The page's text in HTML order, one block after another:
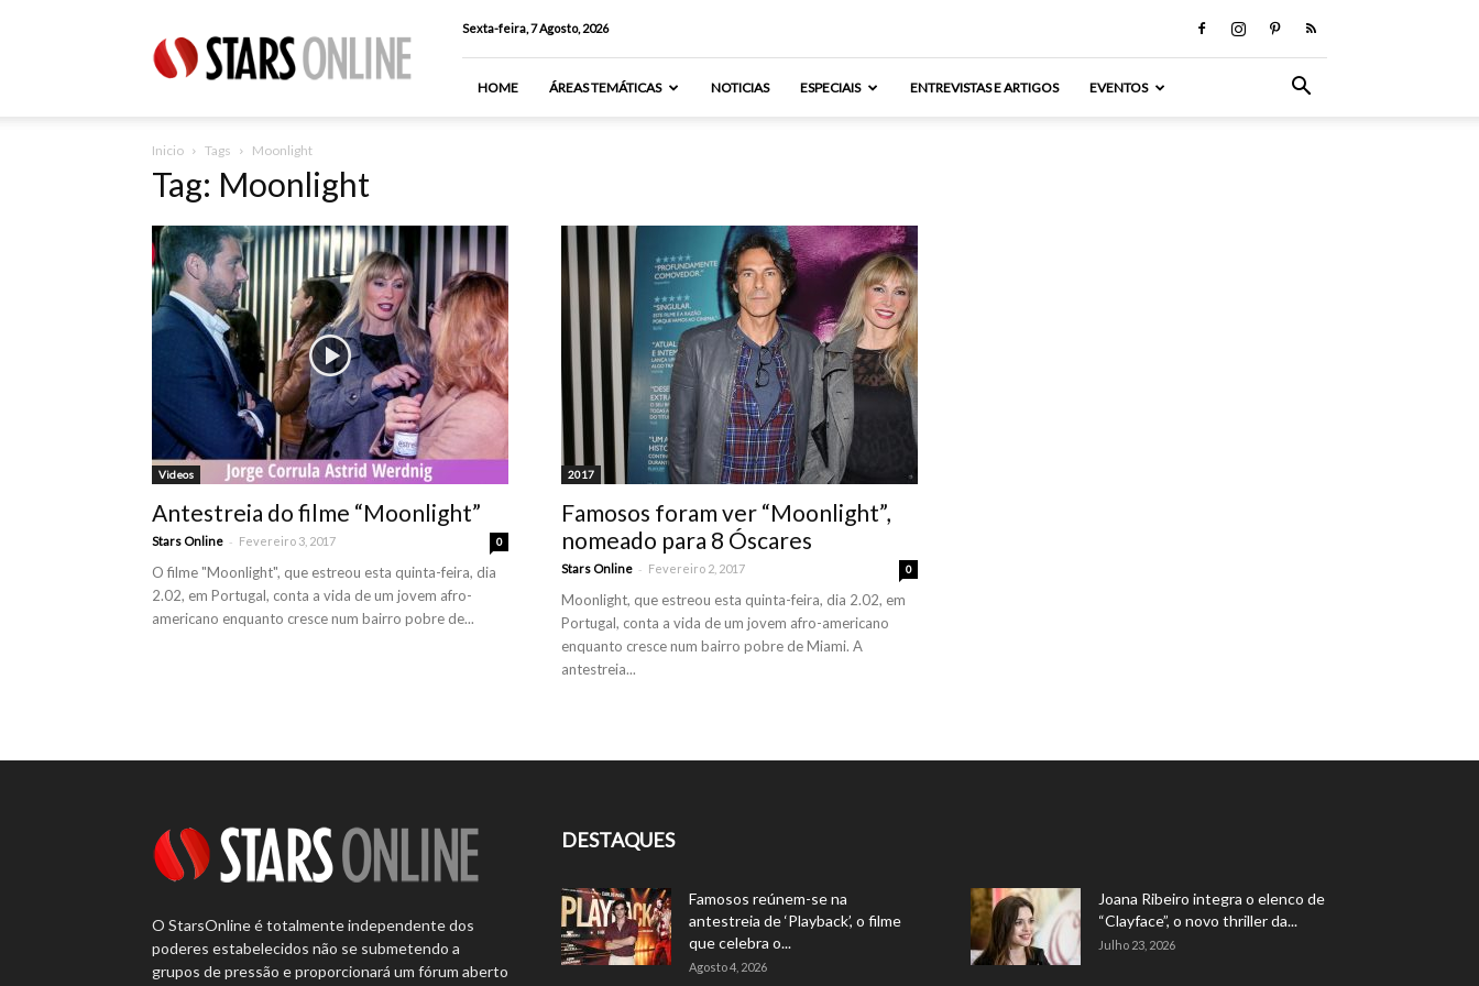
Online
Sexta-feira, 7 Agosto, 2026
HOME ÁREAS TEMÁTICAS NOTICIAS ESPECIAIS ENTREVISTAS E ARTIGOS EVENTOS
Inicio Tags Moonlight
Tag: Moonlight
Videos
Antestreia do filme “Moonlight”
Stars Online - Fevereiro 3, 2017 0
O filme "Moonlight", que estreou esta quinta-feira, dia
2.02, em Portugal, conta a vida de um jovem afro-
americano enquanto cresce num bairro pobre de...
2017
Famosos foram ver “Moonlight”,
nomeado para 8 Óscares
Stars Online - Fevereiro 2, 2017 0
Moonlight, que estreou esta quinta-feira, dia 2.02, em
Portugal, conta a vida de um jovem afro-americano
enquanto cresce num bairro pobre de Miami. A
antestreia...
O StarsOnline é totalmente independente dos
poderes estabelecidos não se submetendo a
grupos de pressão e proporcionará um fórum aberto
DESTAQUES
Famosos reúnem-se na
antestreia de ‘Playback’, o filme
que celebra o...
Agosto 4, 2026
Joana Ribeiro integra o elenco de
“Clayface”, o novo thriller da...
Julho 23, 2026